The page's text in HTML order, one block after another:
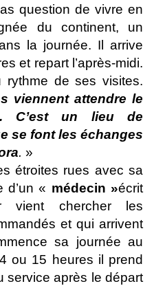
question de vivre en
du continent, un
la journée. Il arrive
et repart l’après-midi.
rythme de ses visites.
viennent attendre le
C’est un lieu de
se font les échanges
. »
étroites rues avec sa
d’un « médecin »écrit
vient chercher les
et qui arrivent
sa journée au
ou 15 heures il prend
service après le départ